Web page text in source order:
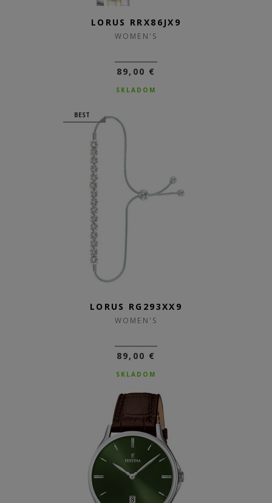
LORUS RRX86JX9
WOMEN'S
89,00 €
SKLADOM
BEST
LORUS RG293XX9
WOMEN'S
89,00 €
SKLADOM